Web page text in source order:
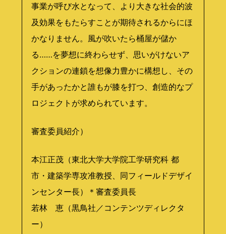
事業が呼び水となって、より大きな社会的波
及効果をもたらすことが期待されるからにほ
かなりません。風が吹いたら桶屋が儲か
る……を夢想に終わらせず、思いがけないア
クションの連鎖を想像力豊かに構想し、その
手があったかと誰もが膝を打つ、創造的なプ
ロジェクトが求められています。
審査委員紹介）
本江正茂（東北大学大学院工学研究科 都
市・建築学専攻准教授、同フィールドデザイ
ンセンター長）＊審査委員長
若林 恵（黒鳥社／コンテンツディレクタ
ー）